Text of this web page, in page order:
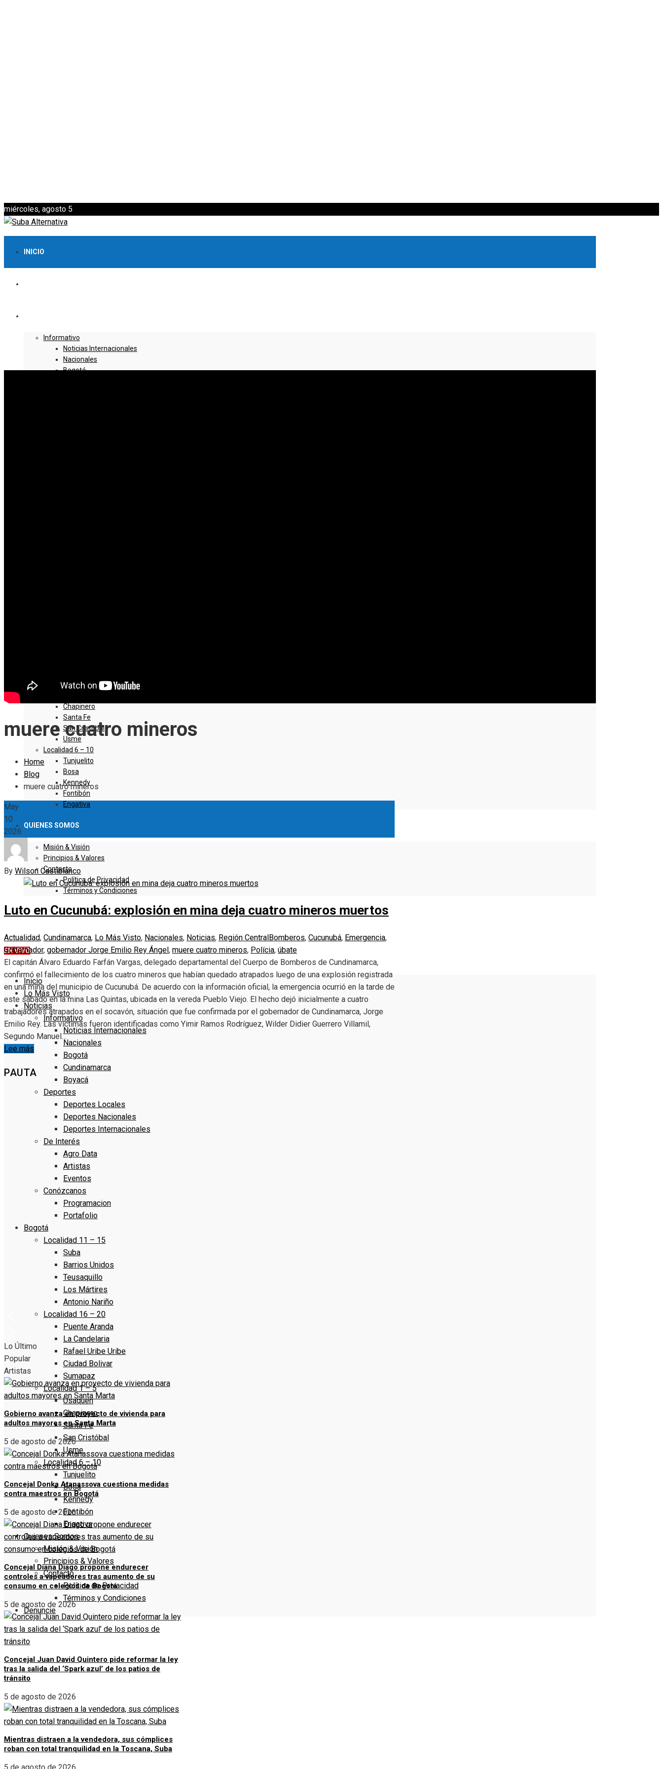
miércoles, agosto 5
INICIO
Informativo
Noticias Internacionales
Nacionales
Bogotá
Localidad 1 – 5
Chapinero
Santa Fe
San Cristóbal
Usme
Localidad 6 – 10
Tunjuelito
Bosa
Kennedy
Fontibón
Engativa
QUIENES SOMOS
Misión & Visión
Principios & Valores
Contacto
Política de Privacidad
Términos y Condiciones
DENUNCIE
EN VIVO
Inicio
Lo Más Visto
Noticias
Informativo
Noticias Internacionales
Nacionales
Bogotá
Cundinamarca
Boyacá
Deportes
Deportes Locales
Deportes Nacionales
Deportes Internacionales
De Interés
Agro Data
Artistas
Eventos
Conózcanos
Programacion
Portafolio
Bogotá
Localidad 11 – 15
Suba
Barrios Unidos
Teusaquillo
Los Mártires
Antonio Nariño
Localidad 16 – 20
Puente Aranda
La Candelaria
Rafael Uribe Uribe
Ciudad Bolivar
Sumapaz
Localidad 1 – 5
Usaquen
Chapinero
Santa Fe
San Cristóbal
Usme
Localidad 6 – 10
Tunjuelito
Bosa
Kennedy
Fontibón
Engativa
Quienes Somos
Misión & Visión
Principios & Valores
Contacto
Política de Privacidad
Términos y Condiciones
Denuncie
muere cuatro mineros
Home
Blog
muere cuatro mineros
May
10
2026
By Wilson Castiblanco
Luto en Cucunubá: explosión en mina deja cuatro mineros muertos
Actualidad, Cundinamarca, Lo Más Visto, Nacionales, Noticias, Región CentralBomberos, Cucunubá, Emergencia,
Gobernador, gobernador Jorge Emilio Rey Ángel, muere cuatro mineros, Polícia, úbate
El capitán Álvaro Eduardo Farfán Vargas, delegado departamental del Cuerpo de Bomberos de Cundinamarca,
confirmó el fallecimiento de los cuatro mineros que habían quedado atrapados luego de una explosión registrada
en una mina del municipio de Cucunubá. De acuerdo con la información oficial, la emergencia ocurrió en la tarde de
este sábado en la mina Las Quintas, ubicada en la vereda Pueblo Viejo. El hecho dejó inicialmente a cuatro
trabajadores atrapados en el socavón, situación que fue confirmada por el gobernador de Cundinamarca, Jorge
Emilio Rey. Las víctimas fueron identificadas como Yimir Ramos Rodríguez, Wilder Didier Guerrero Villamil,
Segundo Manuel…
Lee más
PAUTA
Lo Último
Popular
Artistas
Gobierno avanza en proyecto de vivienda para
adultos mayores en Santa Marta
5 de agosto de 2026
Concejal Donka Atanassova cuestiona medidas
contra maestros en Bogotá
5 de agosto de 2026
Concejal Diana Diago propone endurecer
controles a vapeadores tras aumento de su
consumo en colegios de Bogotá
5 de agosto de 2026
Concejal Juan David Quintero pide reformar la ley
tras la salida del ‘Spark azul’ de los patios de
tránsito
5 de agosto de 2026
Mientras distraen a la vendedora, sus cómplices
roban con total tranquilidad en la Toscana, Suba